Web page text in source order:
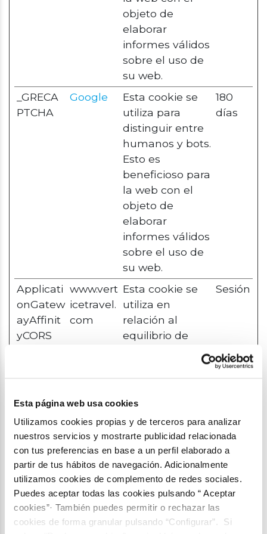
Esta página web usa cookies
Utilizamos cookies propias y de terceros para analizar
nuestros servicios y mostrarte publicidad relacionada
con tus preferencias en base a un perfil elaborado a
partir de tus hábitos de navegación. Adicionalmente
utilizamos cookies de complemento de redes sociales.
Puedes aceptar todas las cookies pulsando “ Aceptar
cookies”· También puedes permitir o rechazar las
cookies de forma granular pulsando “Configurar”. Si
objeto de
elaborar
informes válidos
sobre el uso de
su web.
_GRECA
PTCHA
Google
Esta cookie se
utiliza para
distinguir entre
humanos y bots.
Esto es
beneficioso para
la web con el
objeto de
elaborar
informes válidos
sobre el uso de
su web.
180
días
Applicati
onGatew
ayAffinit
yCORS
www.vert
icetravel.
com
Esta cookie se
utiliza en
relación al
equilibrio de
índice de
respuesta entre
web,
distribuyendo la
carga de tráfico
entre varios
enlaces de red o
servidores.
Sesión
cf.turnsti
Cloudflar
Esta cookie se
Persis